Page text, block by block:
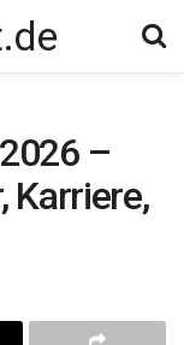
–
Karriere,